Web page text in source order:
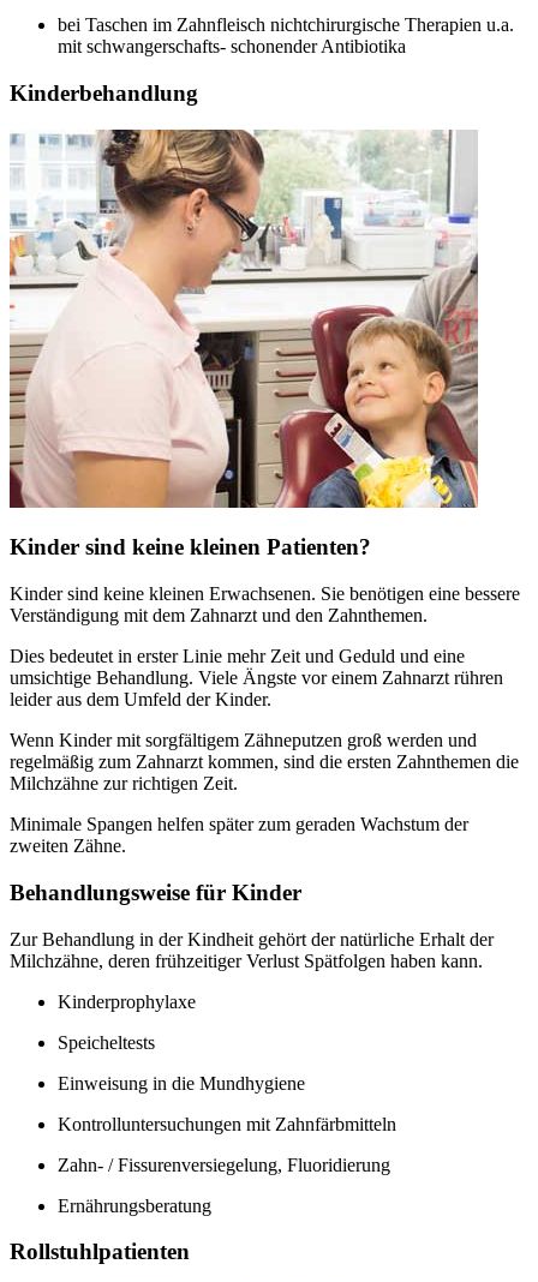
bei Taschen im Zahnfleisch nichtchirurgische Therapien u.a.
mit schwangerschafts- schonender Antibiotika
Kinderbehandlung
Kinder sind keine kleinen Patienten?
Kinder sind keine kleinen Erwachsenen. Sie benötigen eine bessere
Verständigung mit dem Zahnarzt und den Zahnthemen.
Dies bedeutet in erster Linie mehr Zeit und Geduld und eine
umsichtige Behandlung. Viele Ängste vor einem Zahnarzt rühren
leider aus dem Umfeld der Kinder.
Wenn Kinder mit sorgfältigem Zähneputzen groß werden und
regelmäßig zum Zahnarzt kommen, sind die ersten Zahnthemen die
Milchzähne zur richtigen Zeit.
Minimale Spangen helfen später zum geraden Wachstum der
zweiten Zähne.
Behandlungsweise für Kinder
Zur Behandlung in der Kindheit gehört der natürliche Erhalt der
Milchzähne, deren frühzeitiger Verlust Spätfolgen haben kann.
Kinderprophylaxe
Speicheltests
Einweisung in die Mundhygiene
Kontrolluntersuchungen mit Zahnfärbmitteln
Zahn- / Fissurenversiegelung, Fluoridierung
Ernährungsberatung
Rollstuhlpatienten